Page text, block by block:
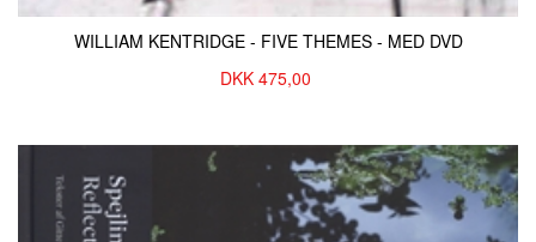
WILLIAM KENTRIDGE - FIVE THEMES - MED DVD
DKK 475,00